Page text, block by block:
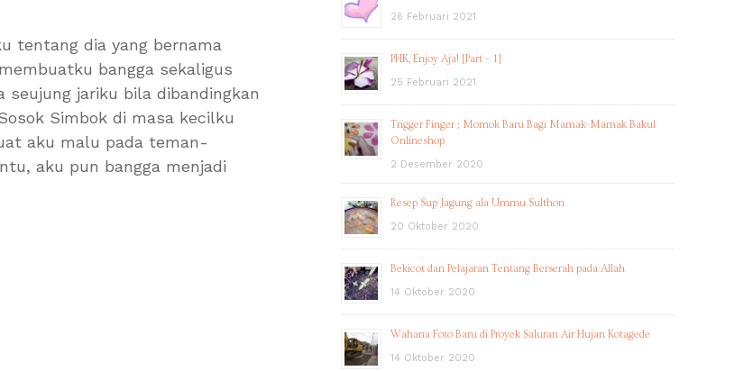
tentang dia yang bernama
bangga sekaligus
jariku bila dibandingkan
Simbok di masa kecilku
aku malu pada teman-
aku pun bangga menjadi
26 Februari 2021
PHK, Enjoy Aja! [Part – 1]
25 Februari 2021
Trigger Finger ; Momok Baru Bagi Mamak-Mamak Bakul
Onlineshop
2 Desember 2020
Resep Sup Jagung ala Ummu Sulthon
20 Oktober 2020
Bekicot dan Pelajaran Tentang Berserah pada Allah
14 Oktober 2020
Wahana Foto Baru di Proyek Saluran Air Hujan Kotagede
14 Oktober 2020